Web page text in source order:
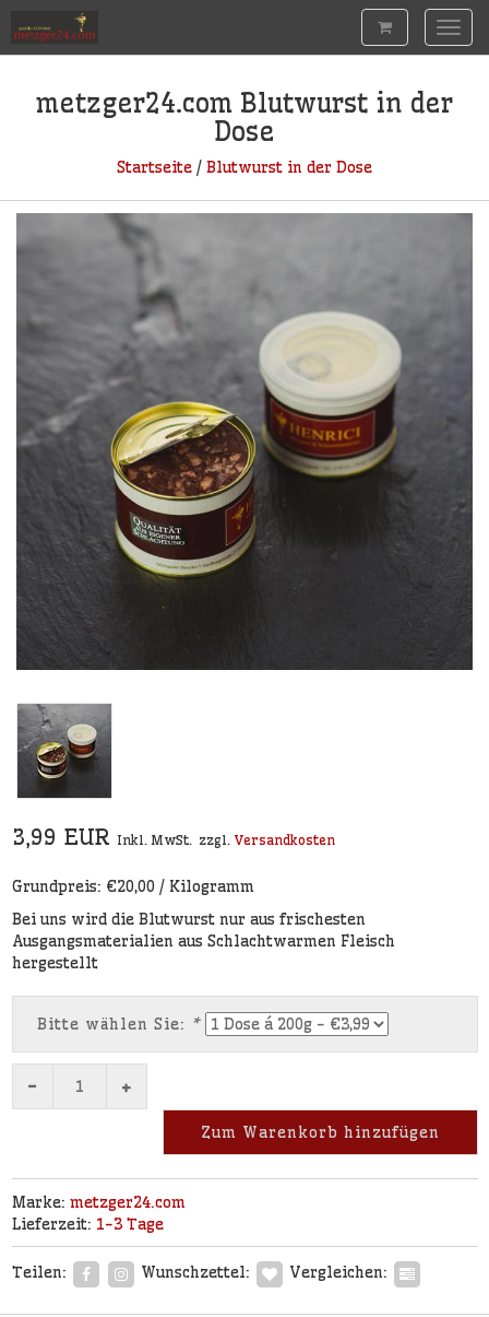
metzger24.com Blutwurst in der
Dose
Startseite / Blutwurst in der Dose
3,99 EUR Inkl. MwSt. zzgl. Versandkosten
Grundpreis: €20,00 / Kilogramm
Bei uns wird die Blutwurst nur aus frischesten
Ausgangsmaterialien aus Schlachtwarmen Fleisch
hergestellt
Bitte wählen Sie: *
- +
Zum Warenkorb hinzufügen
Marke: metzger24.com
Lieferzeit: 1-3 Tage
Teilen: Wunschzettel: Vergleichen: